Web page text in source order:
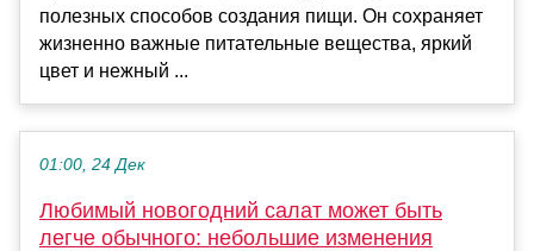
полезных способов создания пищи. Он сохраняет
жизненно важные питательные вещества, яркий
цвет и нежный ...
01:00, 24 Дек
Любимый новогодний салат может быть
легче обычного: небольшие изменения